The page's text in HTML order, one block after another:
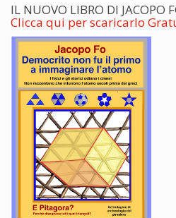
IL NUOVO LIBRO DI JACOPO
Clicca qui per scaricarlo